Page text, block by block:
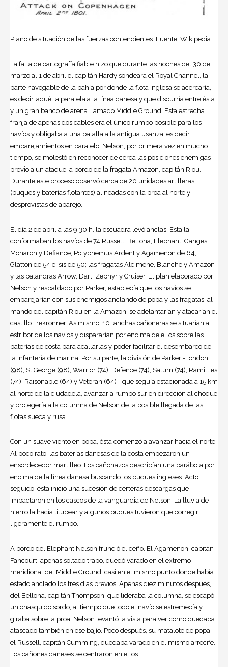
Plano de situación de las fuerzas contendientes. Fuente: Wikipedia.
La falta de cartografía fiable hizo que durante las noches del 30 de
marzo al 1 de abril el capitán Hardy sondeara el Royal Channel, la
parte navegable de la bahía por donde la flota inglesa se acercaría,
es decir, aquélla paralela a la línea danesa y que discurría entre ésta
y un gran banco de arena llamado Middle Ground. Esta estrecha
franja de apenas dos cables era el único rumbo posible para los
navíos y obligaba a una batalla a la antigua usanza, es decir,
emparejamientos en paralelo. Nelson, por primera vez en mucho
tiempo, se molestó en reconocer de cerca las posiciones enemigas
previo a un ataque, a bordo de la fragata Amazon, capitán Riou.
Durante este proceso observó cerca de 20 unidades artilleras
(buques y baterías flotantes) alineadas con la proa al norte y
desprovistas de aparejo.
El día 2 de abril a las 9.30 h. la escuadra levó anclas. Ésta la
conformaban los navíos de 74 Russell, Bellona, Elephant, Ganges,
Monarch y Defiance; Polyphemus Ardent y Agamenon de 64;
Glatton de 54 e Isis de 50; las fragatas Alcimene, Blanche y Amazon
y las balandras Arrow, Dart, Zephyr y Cruiser. El plan elaborado por
Nelson y respaldado por Parker, establecía que los navíos se
emparejarían con sus enemigos anclando de popa y las fragatas, al
mando del capitán Riou en la Amazon, se adelantarían y atacarían el
castillo Trekronner. Asimismo, 10 lanchas cañoneras se situarían a
estribor de los navíos y dispararían por encima de ellos sobre las
baterías de costa para acallarlas y poder facilitar el desembarco de
la infantería de marina. Por su parte, la división de Parker -London
(98), St George (98), Warrior (74), Defence (74), Saturn (74), Ramillies
(74), Raisonable (64) y Veteran (64)-, que seguía estacionada a 15 km
al norte de la ciudadela, avanzaría rumbo sur en dirección al choque
y protegería a la columna de Nelson de la posible llegada de las
flotas sueca y rusa.
Con un suave viento en popa, ésta comenzó a avanzar hacia el norte.
Al poco rato, las baterías danesas de la costa empezaron un
ensordecedor martilleo. Los cañonazos describían una parábola por
encima de la línea danesa buscando los buques ingleses. Acto
seguido, ésta inició una sucesión de certeras descargas que
impactaron en los cascos de la vanguardia de Nelson. La lluvia de
hierro la hacía titubear y algunos buques tuvieron que corregir
ligeramente el rumbo.
A bordo del Elephant Nelson frunció el ceño. El Agamenon, capitán
Fancourt, apenas soltado trapo, quedó varado en el extremo
meridional del Middle Ground, casi en el mismo punto donde había
estado anclado los tres días previos. Apenas diez minutos después,
del Bellona, capitán Thompson, que lideraba la columna, se escapó
un chasquido sordo, al tiempo que todo el navío se estremecía y
giraba sobre la proa. Nelson levantó la vista para ver como quedaba
atascado también en ese bajío. Poco después, su matalote de popa,
el Russell, capitán Cumming, quedaba varado en el mismo arrecife.
Los cañones daneses se centraron en ellos.